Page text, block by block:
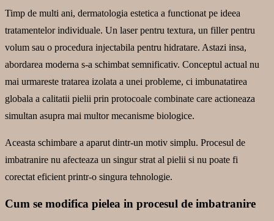
Timp de multi ani, dermatologia estetica a functionat pe ideea
tratamentelor individuale. Un laser pentru textura, un filler pentru
volum sau o procedura injectabila pentru hidratare. Astazi insa,
abordarea moderna s-a schimbat semnificativ. Conceptul actual nu
mai urmareste tratarea izolata a unei probleme, ci imbunatatirea
globala a calitatii pielii prin protocoale combinate care actioneaza
simultan asupra mai multor mecanisme biologice.
Aceasta schimbare a aparut dintr-un motiv simplu. Procesul de
imbatranire nu afecteaza un singur strat al pielii si nu poate fi
corectat eficient printr-o singura tehnologie.
Cum se modifica pielea in procesul de imbatranire